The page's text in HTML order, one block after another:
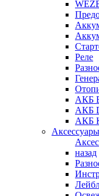
Реле
АКБ
АКБ
АКБ
Аксессуары
назад